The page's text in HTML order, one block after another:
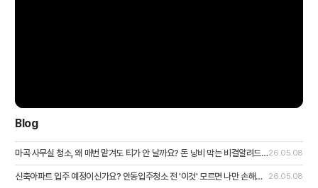
Blog
마곡 사무실 청소, 왜 매번 맡겨도 티가 안 날까요? 돈 낭비 막는 비결알려드립니다.26.05.08
신축아파트 입주 예정이신가요? 안동입주청소 전 '이것' 모르면 나만 손해볼 수 있습니다. 26.05.08